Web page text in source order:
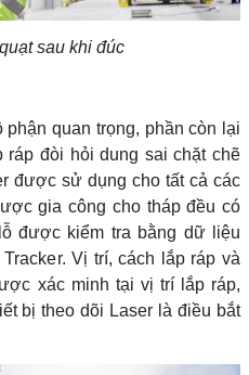
sau khi đúc
quan trọng, phần còn lại
ráp đòi hỏi dung sai chặt chẽ
được sử dụng cho tất cả các
gia công cho tháp đều có
được kiểm tra bằng dữ liệu
Vị trí, cách lắp ráp và
xác minh tại vị trí lắp ráp,
bị theo dõi Laser là điều bắt